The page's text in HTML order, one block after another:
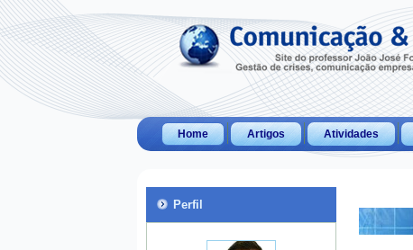
Home Artigos Atividades
Perfil